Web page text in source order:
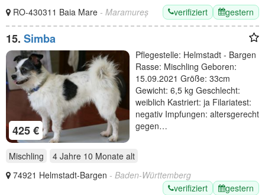
RO-430311 Baia Mare - Maramureș verifiziert gestern
15. Simba
425 €
Pflegestelle: Helmstadt - Bargen
Rasse: Mischling Geboren:
15.09.2021 Größe: 33cm
Gewicht: 6,5 kg Geschlecht:
weiblich Kastriert: ja Filariatest:
negativ Impfungen: altersgerecht
gegen…
Mischling 4 Jahre 10 Monate alt
74921 Helmstadt-Bargen - Baden-Württemberg
verifiziert
gestern